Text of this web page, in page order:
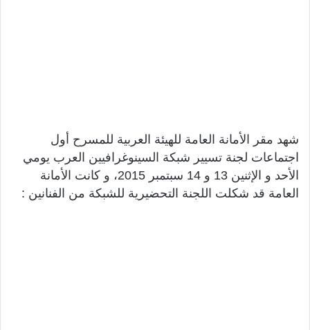
شهد مقر الأمانة العامة للهيئة العربية للمسرح أول
اجتماعات لجنة تسيير شبكة السينوغرافيين العرب يومي
الأحد و الإثنين 13 و 14 سبتمبر 2015، و كانت الأمانة
العامة قد شكلت اللجنة التحضيرية للشبكة من الفنانين :